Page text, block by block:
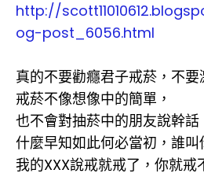
http://
og-post_6056.html
真的不要勸癮君子戒菸，不要
戒菸不像想像中的簡單，
也不會對抽菸中的朋友說幹話
什麼早知如此何必當初，誰叫
我的XXX說戒就戒了，你就戒